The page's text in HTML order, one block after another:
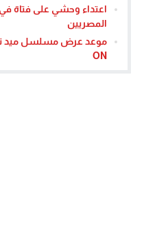
اعتداء وحشي على فتاة
المصريين
موعد عرض مسلسل ميد
ON